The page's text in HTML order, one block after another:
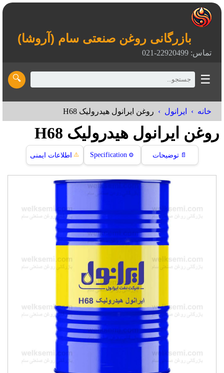
بازرگانی روغن صنعتی سام (آروشا)
تماس: 22920499-021
☰
🔍
خانه ایرانول روغن ایرانول هیدرولیک H68
روغن ایرانول هیدرولیک H68
📄 توضیحات ⚙️
Specification
⚠️ اطلاعات ایمنی